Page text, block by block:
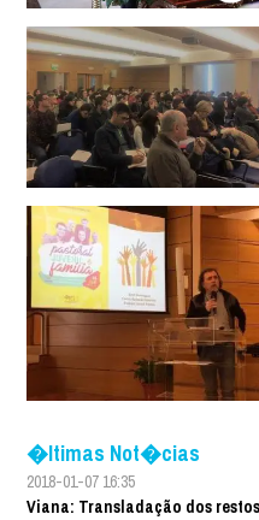
�ltimas Not�cias
2018-01-07 16:35
Viana: Transladação dos